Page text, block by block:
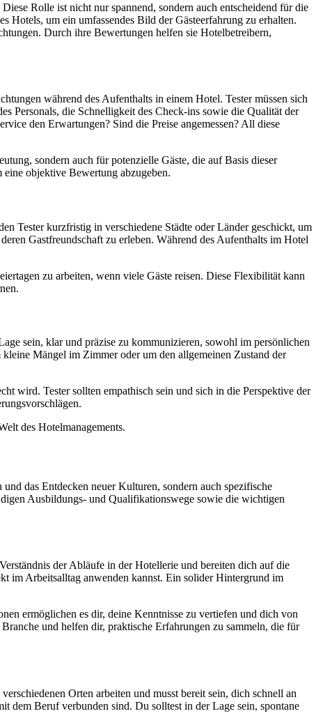
Rolle ist nicht nur spannend, sondern auch entscheidend für die
Hotels, um ein umfassendes Bild der Gästeerfahrung zu erhalten.
Durch ihre Bewertungen helfen sie Hotelbetreibern,
während des Aufenthalts in einem Hotel. Tester müssen sich
Personals, die Schnelligkeit des Check-ins sowie die Qualität der
den Erwartungen? Sind die Preise angemessen? All diese
sondern auch für potenzielle Gäste, die auf Basis dieser
objektive Bewertung abzugeben.
Tester kurzfristig in verschiedene Städte oder Länder geschickt, um
Gastfreundschaft zu erleben. Während des Aufenthalts im Hotel
zu arbeiten, wenn viele Gäste reisen. Diese Flexibilität kann
sein, klar und präzise zu kommunizieren, sowohl im persönlichen
Mängel im Zimmer oder um den allgemeinen Zustand der
wird. Tester sollten empathisch sein und sich in die Perspektive der
des Hotelmanagements.
das Entdecken neuer Kulturen, sondern auch spezifische
Ausbildungs- und Qualifikationswege sowie die wichtigen
der Abläufe in der Hotellerie und bereiten dich auf die
im Arbeitsalltag anwenden kannst. Ein solider Hintergrund im
ermöglichen es dir, deine Kenntnisse zu vertiefen und dich von
und helfen dir, praktische Erfahrungen zu sammeln, die für
Orten arbeiten und musst bereit sein, dich schnell an
dem Beruf verbunden sind. Du solltest in der Lage sein, spontane